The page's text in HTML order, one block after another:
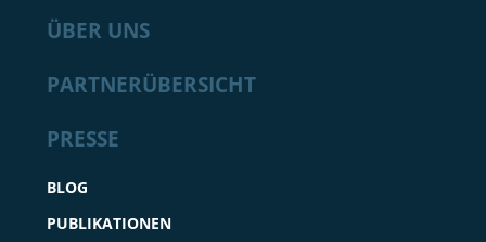
ÜBER UNS
PARTNERÜBERSICHT
PRESSE
BLOG
PUBLIKATIONEN